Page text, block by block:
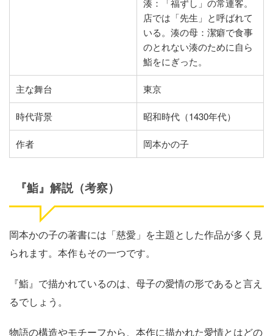
湊：「福ずし」の常連客。
店では「先生」と呼ばれて
いる。湊の母：潔癖で食事
のとれない湊のために自ら
鮨をにぎった。
主な舞台 東京
時代背景 昭和時代（1430年代）
作者 岡本かの子
『鮨』解説（考察）
岡本かの子の著書には「慈愛」を主題とした作品が多く見
られます。本作もその一つです。
『鮨』で描かれているのは、母子の愛情の形であると言え
るでしょう。
物語の構造やモチーフから、本作に描かれた愛情とはどの